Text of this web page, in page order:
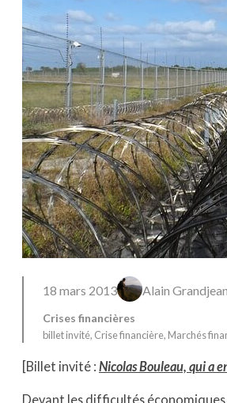
18 mars 2013 Alain Grandjean
Crises financières
billet invité, Crise financière, Marchés
[Billet invité : Nicolas Bouleau, qui a
Devant les difficultés